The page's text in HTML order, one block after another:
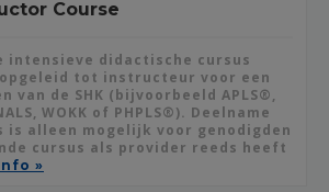
Course
intensieve didactische cursus
tot instructeur voor een
van de SHK (bijvoorbeeld APLS®,
WOKK of PHPLS®). Deelname
is alleen mogelijk voor genodigden
cursus als provider reeds heeft
»